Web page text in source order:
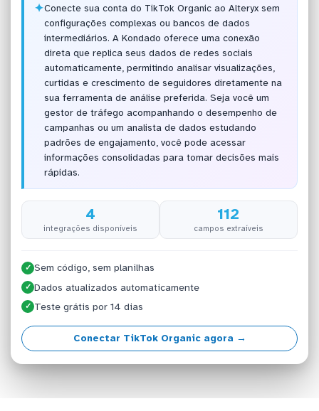
✦Conecte sua conta do TikTok Organic ao Alteryx sem
configurações complexas ou bancos de dados
intermediários. A Kondado oferece uma conexão
direta que replica seus dados de redes sociais
automaticamente, permitindo analisar visualizações,
curtidas e crescimento de seguidores diretamente na
sua ferramenta de análise preferida. Seja você um
gestor de tráfego acompanhando o desempenho de
campanhas ou um analista de dados estudando
padrões de engajamento, você pode acessar
informações consolidadas para tomar decisões mais
rápidas.
4
integrações disponíveis
112
campos extraíveis
✓ Sem código, sem planilhas
✓ Dados atualizados automaticamente
✓ Teste grátis por 14 dias
Conectar TikTok Organic agora →